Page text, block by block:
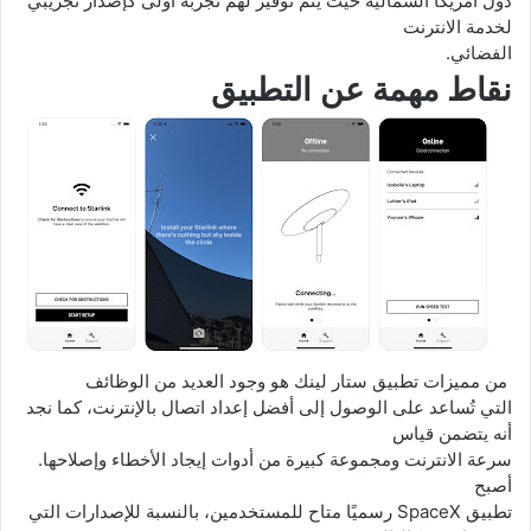
لخدمة الانترنت
الفضائي.
نقاط مهمة عن التطبيق
من مميزات تطبيق ستار لينك هو وجود العديد من الوظائف
التي تُساعد على الوصول إلى أفضل إعداد اتصال بالإنترنت، كما نجد
أنه يتضمن قياس
سرعة الانترنت ومجموعة كبيرة من أدوات إيجاد الأخطاء وإصلاحها.
أصبح
تطبيق SpaceX رسميًا متاح للمستخدمين، بالنسبة للإصدارات التي